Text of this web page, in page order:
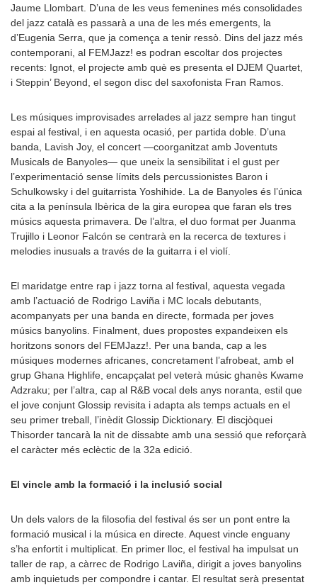
Jaume Llombart. D’una de les veus femenines més consolidades
del jazz català es passarà a una de les més emergents, la
d’Eugenia Serra, que ja comença a tenir ressò. Dins del jazz més
contemporani, al FEMJazz! es podran escoltar dos projectes
recents: Ignot, el projecte amb què es presenta el DJEM Quartet,
i Steppin’ Beyond, el segon disc del saxofonista Fran Ramos.
Les músiques improvisades arrelades al jazz sempre han tingut
espai al festival, i en aquesta ocasió, per partida doble. D’una
banda, Lavish Joy, el concert —coorganitzat amb Joventuts
Musicals de Banyoles— que uneix la sensibilitat i el gust per
l’experimentació sense límits dels percussionistes Baron i
Schulkowsky i del guitarrista Yoshihide. La de Banyoles és l’única
cita a la península Ibèrica de la gira europea que faran els tres
músics aquesta primavera. De l’altra, el duo format per Juanma
Trujillo i Leonor Falcón se centrarà en la recerca de textures i
melodies inusuals a través de la guitarra i el violí.
El maridatge entre rap i jazz torna al festival, aquesta vegada
amb l’actuació de Rodrigo Laviña i MC locals debutants,
acompanyats per una banda en directe, formada per joves
músics banyolins. Finalment, dues propostes expandeixen els
horitzons sonors del FEMJazz!. Per una banda, cap a les
músiques modernes africanes, concretament l’afrobeat, amb el
grup Ghana Highlife, encapçalat pel veterà músic ghanès Kwame
Adzraku; per l’altra, cap al R&B vocal dels anys noranta, estil que
el jove conjunt Glossip revisita i adapta als temps actuals en el
seu primer treball, l’inèdit Glossip Dicktionary. El discjòquei
Thisorder tancarà la nit de dissabte amb una sessió que reforçarà
el caràcter més eclèctic de la 32a edició.
El vincle amb la formació i la inclusió social
Un dels valors de la filosofia del festival és ser un pont entre la
formació musical i la música en directe. Aquest vincle enguany
s’ha enfortit i multiplicat. En primer lloc, el festival ha impulsat un
taller de rap, a càrrec de Rodrigo Laviña, dirigit a joves banyolins
amb inquietuds per compondre i cantar. El resultat serà presentat